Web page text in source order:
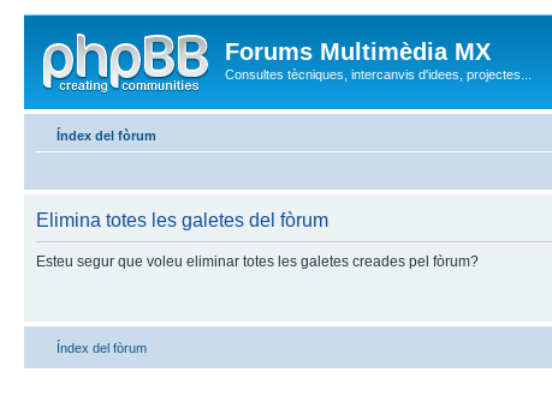
Forums Multimèdia MX
Consultes tècniques, intercanvis d'idees, projectes...
Índex del fòrum
Elimina totes les galetes del fòrum
Esteu segur que voleu eliminar totes les galetes creades pel fòrum?
Índex del fòrum